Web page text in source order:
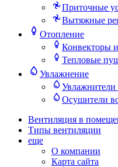
Приточные
Вытяжные
Отопление
Конвекторы
Тепловые
Увлажнение
Увлажнители
Осушители
Вентиляция в
Типы вентиляции
еще
О компании
Карта сайта